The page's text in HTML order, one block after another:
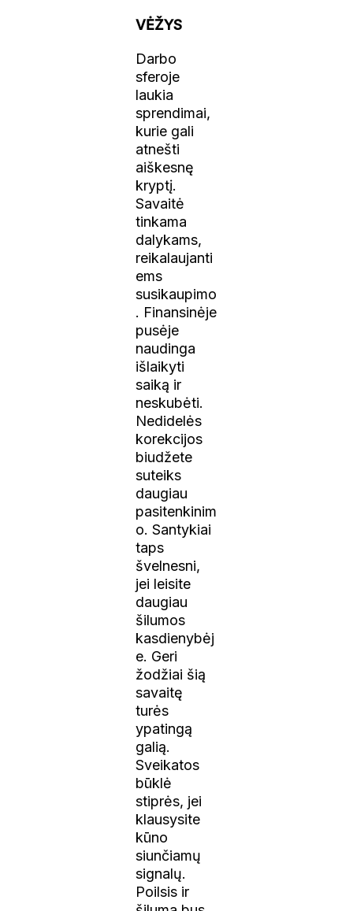
VĖŽYS
Darbo
sferoje
laukia
sprendimai,
kurie gali
atnešti
aiškesnę
kryptį.
Savaitė
tinkama
dalykams,
reikalaujanti
ems
susikaupimo
. Finansinėje
pusėje
naudinga
išlaikyti
saiką ir
neskubėti.
Nedidelės
korekcijos
biudžete
suteiks
daugiau
pasitenkinim
o. Santykiai
taps
švelnesni,
jei leisite
daugiau
šilumos
kasdienybėj
e. Geri
žodžiai šią
savaitę
turės
ypatingą
galią.
Sveikatos
būklė
stiprės, jei
klausysite
kūno
siunčiamų
signalų.
Poilsis ir